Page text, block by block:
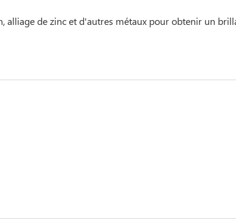
alliage de zinc et d'autres métaux pour obtenir un